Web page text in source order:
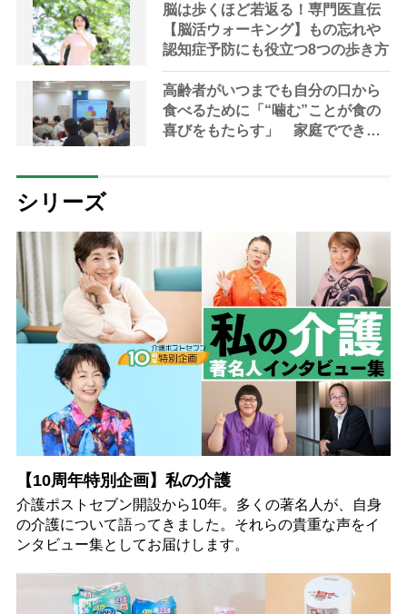
脳は歩くほど若返る！専門医直伝
【脳活ウォーキング】もの忘れや
認知症予防にも役立つ8つの歩き方
高齢者がいつまでも自分の口から
食べるために「“噛む”ことが食の
喜びをもたらす」 家庭でできる
シリーズ
【10周年特別企画】私の介護
介護ポストセブン開設から10年。多くの著名人が、自身
の介護について語ってきました。それらの貴重な声をイ
ンタビュー集としてお届けします。